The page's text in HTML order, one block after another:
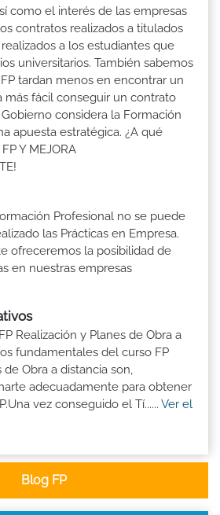
como el interés de las empresas
contratos realizados a titulados
a los estudiantes que
universitarios. También sabemos
tardan menos en encontrar un
más fácil conseguir un contrato
considera la Formación
apuesta estratégica. ¿A qué
Y MEJORA
Profesional no se puede
las Prácticas en Empresa.
ofreceremos la posibilidad de
en nuestras empresas
Realización y Planes de Obra a
fundamentales del curso FP
de Obra a distancia son,
adecuadamente para obtener
vez conseguido el Tí...... Ver el
Blog FP